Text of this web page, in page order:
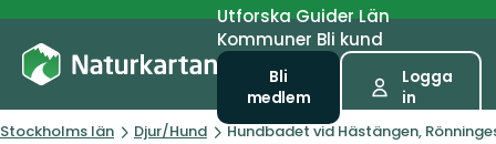
UtforskaGuiderLän
Kommuner Bli kund
Bli
medlem
Logga
in
Stockholms län Djur/Hund Hundbadet vid Hästängen,